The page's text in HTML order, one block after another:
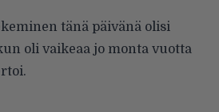
tänä päivänä olisi
oli vaikeaa jo monta vuotta